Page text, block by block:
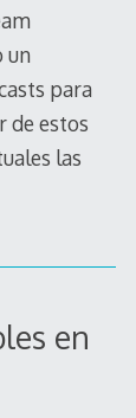
un
para
de estos
las
en